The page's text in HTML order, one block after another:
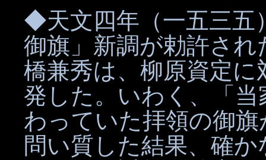
◆天文四年（一五三五
御旗」新調が勅許さ
橋兼秀は、柳原資定
発した。いわく、「
わっていた拝領の御
問い質した結果、確